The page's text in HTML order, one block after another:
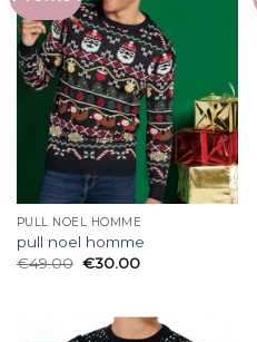
PULL NOEL HOMME
pull noel homme
€49.00 €30.00